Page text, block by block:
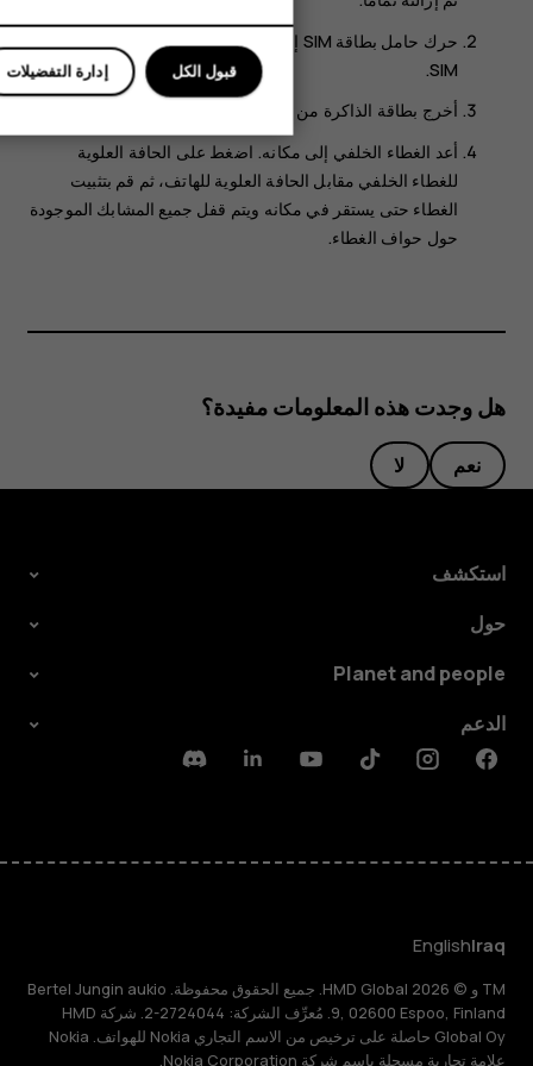
حرك حامل بطاقة SIM إلى اليسار وافتحه. قم بإخراج بطاقة
SIM.
أخرج بطاقة الذاكرة من مكانها.
أعد الغطاء الخلفي إلى مكانه. اضغط على الحافة العلوية
للغطاء الخلفي مقابل الحافة العلوية للهاتف، ثم قم بتثبيت
الغطاء حتى يستقر في مكانه ويتم قفل جميع المشابك الموجودة
حول حواف الغطاء.
هل وجدت هذه المعلومات مفيدة؟
نعم لا
استكشف
حول
Planet and people
الدعم
Facebook
Instagram
Tiktok
Youtube
Linkedin
Discord
Iraq
English
TM و © 2026 HMD Global. جميع الحقوق محفوظة. Bertel Jungin aukio
9, 02600 Espoo, Finland. مُعرِّف الشركة: 2724044-2. شركة HMD
Global Oy حاصلة على ترخيص من الاسم التجاري Nokia للهواتف. Nokia
علامة تجارية مسجلة باسم شركة Nokia Corporation.
إدارة التفضيلات قبول الكل